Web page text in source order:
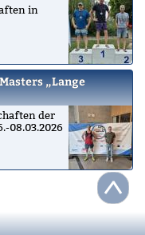
in
„Lange
der
08.03.2026